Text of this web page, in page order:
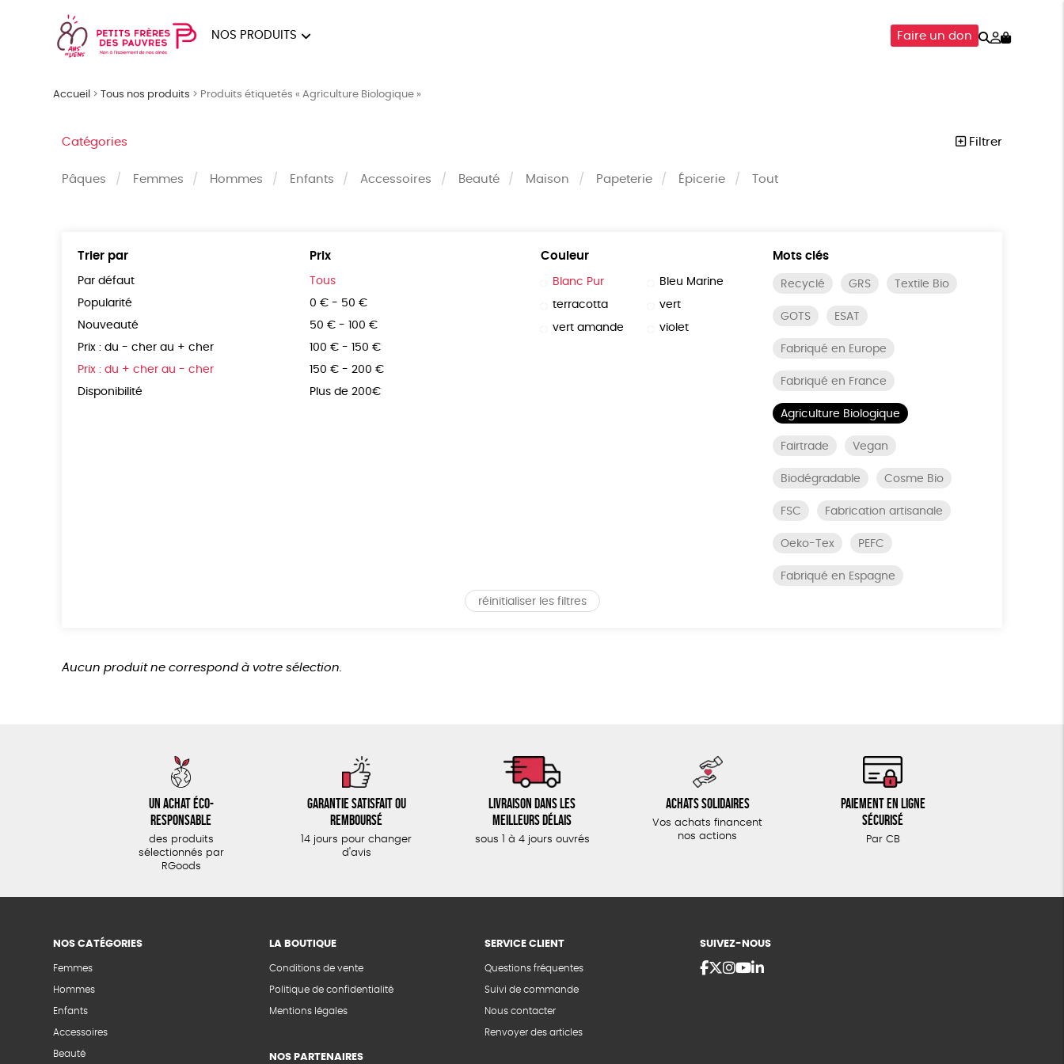
NOS PRODUITS Faire un don Rechercher
Mon
Accueil >Tous nos produits > Produits étiquetés « Agriculture Biologique »
Catégories Filtrer
Pâques Femmes Hommes Enfants Accessoires Beauté Maison Papeterie Épicerie Tout
Trier par
Par défaut
Popularité
Nouveauté
Prix : du - cher au + cher
Prix : du + cher au - cher
Disponibilité
Prix
Tous
0 € - 50 €
50 € - 100 €
100 € - 150 €
150 € - 200 €
Plus de 200€
Couleur
Blanc Pur Bleu Marine
terracotta vert
vert amande violet
Mots clés
Recyclé GRS Textile Bio
GOTS ESAT
Fabriqué en Europe
Fabriqué en France
Agriculture Biologique
Fairtrade Vegan
Biodégradable Cosme Bio
FSC Fabrication artisanale
Oeko-Tex PEFC
Fabriqué en Espagne
réinitialiser les filtres
Aucun produit ne correspond à votre sélection.
Un achat éco-
responsable
des produits
sélectionnés par
RGoods
Garantie satisfait ou
remboursé
14 jours pour changer
d'avis
Livraison dans les
meilleurs délais
sous 1 à 4 jours ouvrés
Achats solidaires
Vos achats financent
nos actions
Paiement en ligne
sécurisé
Par CB
NOS CATÉGORIES
Femmes
Hommes
Enfants
Accessoires
Beauté
LA BOUTIQUE
Conditions de vente
Politique de confidentialité
Mentions légales
NOS PARTENAIRES
SERVICE CLIENT
Questions fréquentes
Suivi de commande
Nous contacter
Renvoyer des articles
SUIVEZ-NOUS